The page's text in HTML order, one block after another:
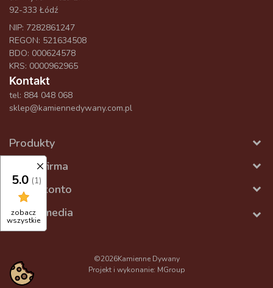
92-333 Łódź
NIP: 7282861247
REGON: 521634508
BDO: 000624578
KRS: 0000962965
Kontakt
tel: 884 048 068
sklep@kamiennedywany.com.pl
Produkty
Nasza firma
Twoje konto
Social media
©2026Kamienne Dywany
Projekt i wykonanie: MGroup
5.0 (1)
zobacz
wszystkie